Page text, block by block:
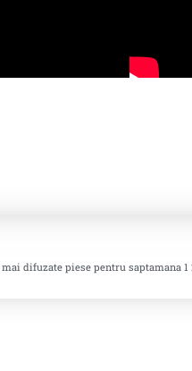
mai difuzate piese pentru saptamana 1